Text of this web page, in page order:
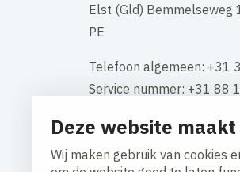
Deze website
Wij maken gebruik van cookies
Elst (Gld) Bemmelseweg
PE
Telefoon algemeen: +31
Service nummer: +31 88
KVK-nummer: 34117661
BTW: NL 808549534B01